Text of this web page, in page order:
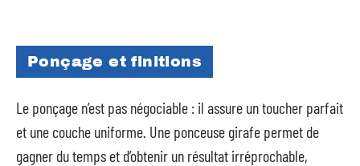
Ponçage et finitions
Le ponçage n’est pas négociable : il assure un toucher parfait
et une couche uniforme. Une ponceuse girafe permet de
gagner du temps et d’obtenir un résultat irréprochable,